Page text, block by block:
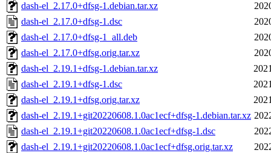
dash-el_2.17.0+dfsg-1.debian.tar.xz
dash-el_2.17.0+dfsg-1.dsc
dash-el_2.17.0+dfsg-1_all.deb
dash-el_2.17.0+dfsg.orig.tar.xz
dash-el_2.19.1+dfsg-1.debian.tar.xz
dash-el_2.19.1+dfsg-1.dsc
dash-el_2.19.1+dfsg.orig.tar.xz
dash-el_2.19.1+git20220608.1.0ac1ecf+dfsg-1.debian.tar.xz
dash-el_2.19.1+git20220608.1.0ac1ecf+dfsg-1.dsc
dash-el_2.19.1+git20220608.1.0ac1ecf+dfsg.orig.tar.xz